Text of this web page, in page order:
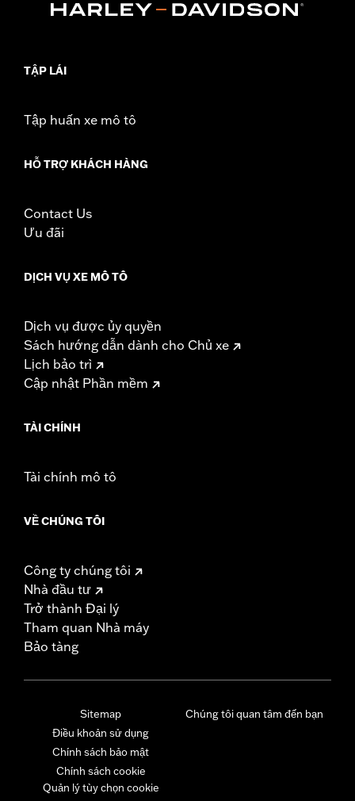
Installation Instructions
WARRANTY:
d.com/warranty
TẬP LÁI
Tập huấn xe mô tô
HỖ TRỢ KHÁCH HÀNG
Contact Us
Ưu đãi
DỊCH VỤ XE MÔ TÔ
Dịch vụ được ủy quyền
Sách hướng dẫn dành cho Chủ xe
Lịch bảo trì
Cập nhật Phần mềm
TÀI CHÍNH
Tài chính mô tô
VỀ CHÚNG TÔI
Công ty chúng tôi
Nhà đầu tư
Trở thành Đại lý
Tham quan Nhà máy
Bảo tàng
Sitemap
Điều khoản sử dụng
Chính sách bảo mật
Chính sách cookie
Quản lý tùy chọn cookie
Chúng tôi quan tâm đến bạn